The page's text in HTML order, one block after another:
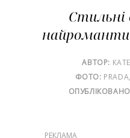
Стильні
АВТОР:
ФОТО: